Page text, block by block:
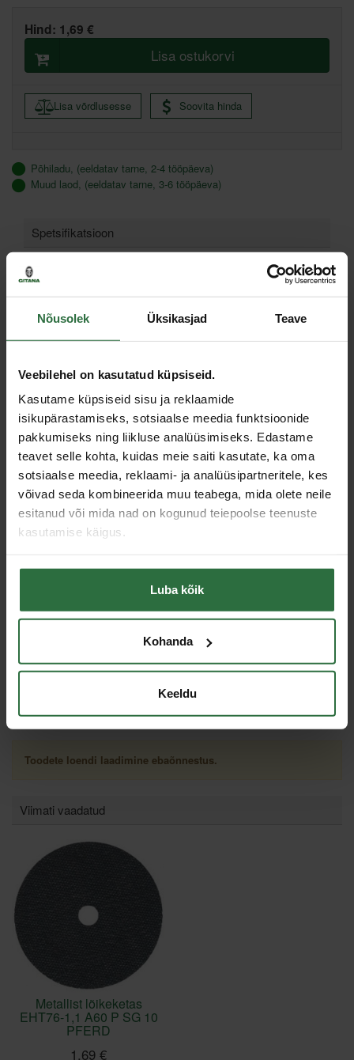
Nõusolek Üksikasjad Teave
Veebilehel on kasutatud küpsiseid.
Kasutame küpsiseid sisu ja reklaamide
isikupärastamiseks, sotsiaalse meedia funktsioonide
pakkumiseks ning liikluse analüüsimiseks. Edastame
teavet selle kohta, kuidas meie saiti kasutate, ka oma
sotsiaalse meedia, reklaami- ja analüüsipartneritele, kes
võivad seda kombineerida muu teabega, mida olete neile
esitanud või mida nad on kogunud teiepoolse teenuste
kasutamise käigus.
Luba kõik
Kohanda
Keeldu
Hind: 1,69 €
Lisa ostukorvi
Lisa võrdlusesse Soovita hinda
Põhiladu, (eeldatav tarne, 2-4 tööpäeva)
Muud laod, (eeldatav tarne, 3-6 tööpäeva)
Spetsifikatsioon
Lihvimisketta läbimõõt
Segmendi kõrgus
1,1 mm
Ketta siseava läbimõõt
10 mm
Toote tüüp
Roostevaba terase lõikeketas
Sobivad lisad
275,67 €
INGERSOLL RAND 426
128,76 €
Toodete loendi laadimine ebaõnnestus.
Viimati vaadatud
Metallist lõikeketas
EHT76-1,1 A60 P SG 10
PFERD
1,69 €